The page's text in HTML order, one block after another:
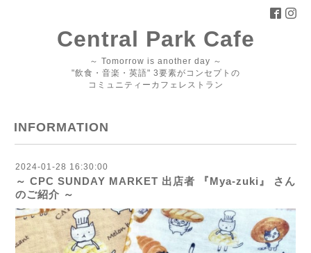
Central Park Cafe
～ Tomorrow is another day ～
"飲食・音楽・英語" 3要素がコンセプトの
コミュニティーカフェレストラン
INFORMATION
2024-01-28 16:30:00
～ CPC SUNDAY MARKET 出店者 『Mya-zuki』 さん
のご紹介 ～